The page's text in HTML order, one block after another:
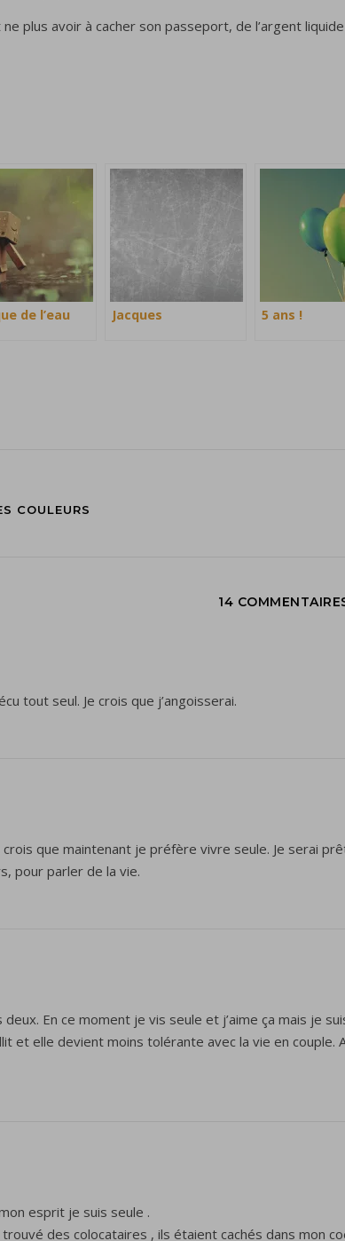
plus avoir à cacher son passeport, de l’argent
de l’eau Jacques 5 ans !
COULEURS
14
tout seul. Je crois que j’angoisserai.
que maintenant je préfère vivre seule. Je serai
pour parler de la vie.
deux. En ce moment je vis seule et j’aime ça mais je
et elle devient moins tolérante avec la vie en
esprit je suis seule .
trouvé des colocataires , ils étaient cachés dans mon